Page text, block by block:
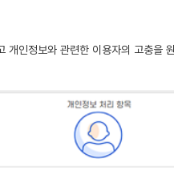
인정보와 관련한 이용자의 고충을